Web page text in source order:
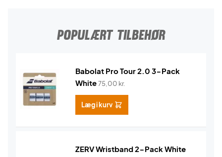
POPULÆRT TILBEHØR
Babolat Pro Tour 2.0 3-Pack
White75,00 kr.
Læg i kurv
ZERV Wristband 2-Pack White